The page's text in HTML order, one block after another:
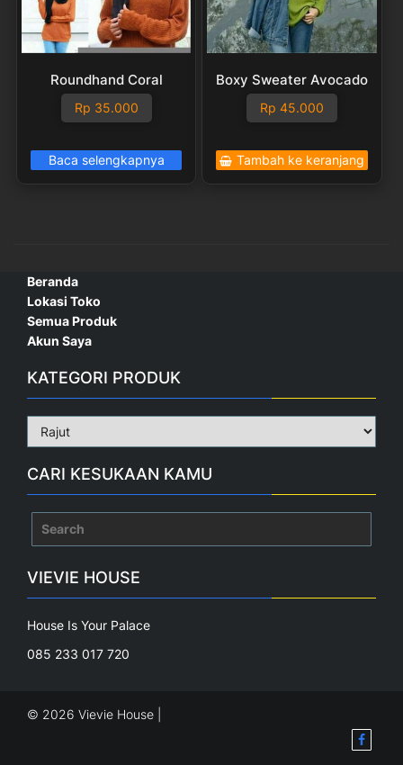
Roundhand Coral
Rp 35.000
Baca selengkapnya
Boxy Sweater Avocado
Rp 45.000
Tambah ke keranjang
Beranda
Lokasi Toko
Semua Produk
Akun Saya
KATEGORI PRODUK
CARI KESUKAAN KAMU
VIEVIE HOUSE
House Is Your Palace
085 233 017 720
© 2026 Vievie House |